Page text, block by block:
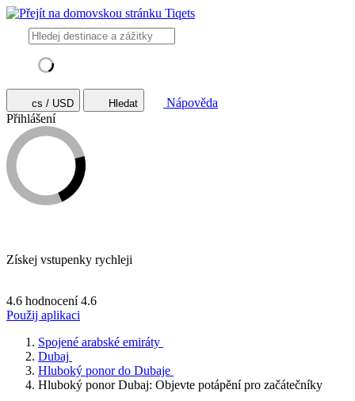
cs / USD Hledat
Nápověda
Přihlášení
Získej vstupenky rychleji
4.6 hodnocení 4.6
Použij aplikaci
Spojené arabské emiráty
Dubaj
Hluboký ponor do Dubaje
Hluboký ponor Dubaj: Objevte potápění pro začátečníky